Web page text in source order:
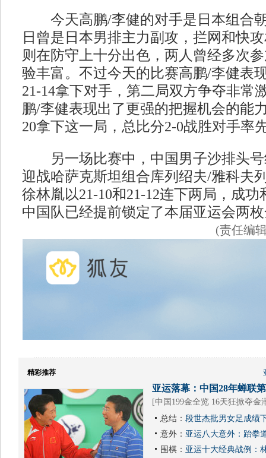
今天高鹏/李健的对手是日本组合
日曾是日本男排主力副攻，拦网和快
则在防守上十分出色，两人曾经多次
验丰富。不过今天的比赛高鹏/李健表
21-14拿下对手，第二局双方争夺非常
鹏/李健表现出了更强的把握机会的能
20拿下这一局，总比分2-0战胜对手率
另一场比赛中，中国男子沙排头号
迎战哈萨克斯坦组合库列绍夫/雅科夫
徐林胤以21-10和21-12连下两局，成
中国队已经提前锁定了本届亚运会两
(责任编
精彩推荐
亚运落幕：中国28年蝉联
[中国199金全览 16天狂掀夺金
总结： 段世杰批男女足成绩
意外： 亚运八大意外：跆拳
围棋： 亚运十大经典战例：